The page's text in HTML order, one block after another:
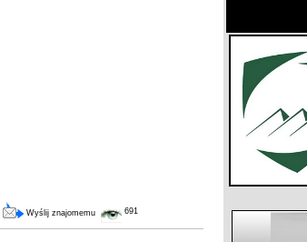
Wyślij znajomemu 691